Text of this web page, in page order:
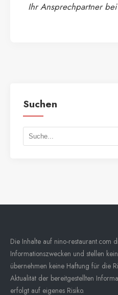
Ihr Ansprechpartner
Suchen
Die Inhalte auf nino-restaurant.com
Informationszwecken und stellen
übernehmen keine Haftung für die
Aktualität der bereitgestellten
erfolgt auf eigenes Risiko.